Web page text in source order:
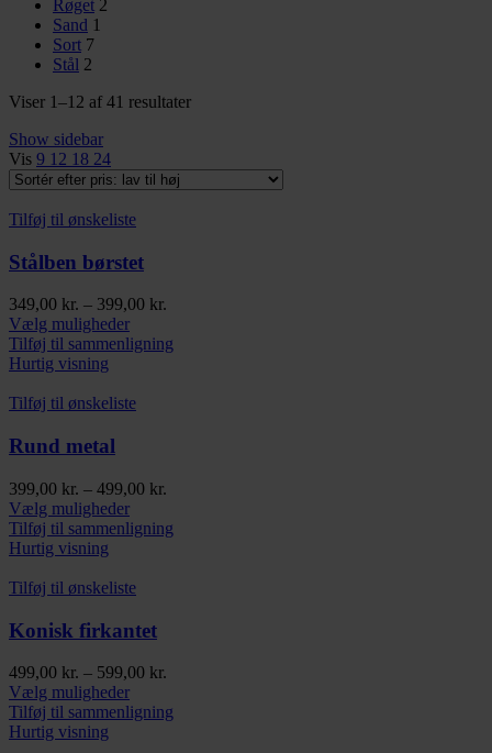
Røget 2
Sand 1
Sort 7
Stål 2
Viser 1–12 af 41 resultaterSorteret
Show sidebar
Vis 9 12 18 24
Tilføj til ønskeliste
Stålben børstet
349,00 kr. – 399,00 kr.
til
Vælg mulighederDette
vare
varianter.
på
varesiden
Tilføj til sammenligning
Hurtig visning
Tilføj til ønskeliste
Rund metal
399,00 kr. – 499,00 kr.
til
Vælg mulighederDette
vare
varianter.
kan
vælges
på
varesiden
Tilføj til sammenligning
Hurtig visning
Tilføj til ønskeliste
Konisk firkantet
499,00 kr. – 599,00 kr.
til
Vælg mulighederDette
vare
Tilføj til sammenligning
Hurtig visning